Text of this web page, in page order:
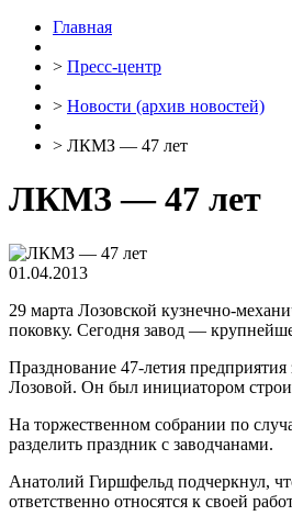
Главная
> Пресс-центр
> Новости (архив новостей)
> ЛКМЗ — 47 лет
ЛКМЗ — 47 лет
01.04.2013
29 марта Лозовской кузнечно-
поковку. Сегодня завод —
Празднование 47-летия
Лозовой. Он был инициатором
На торжественном собрании по
разделить праздник с заводчанами.
Анатолий Гиршфельд подчеркнул,
ответственно относятся к своей